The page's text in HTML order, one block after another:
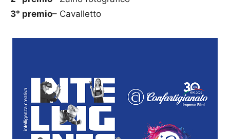
3° premio– Cavalletto